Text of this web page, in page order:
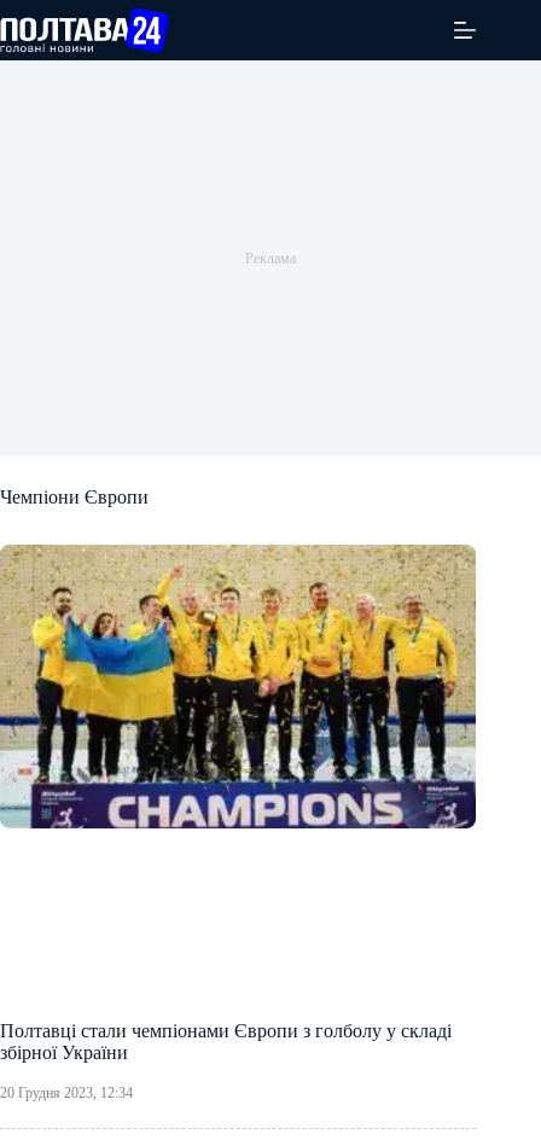
вмісту
Чемпіони Європи
Полтавці стали чемпіонами Європи з голболу у складі
збірної України
20 Грудня 2023, 12:34